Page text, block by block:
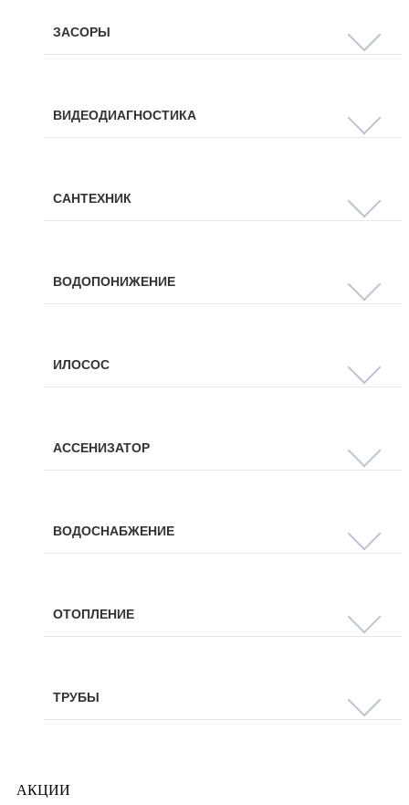
ЗАСОРЫ
ВИДЕОДИАГНОСТИКА
САНТЕХНИК
ВОДОПОНИЖЕНИЕ
ИЛОСОС
АССЕНИЗАТОР
ВОДОСНАБЖЕНИЕ
ОТОПЛЕНИЕ
ТРУБЫ
АКЦИИ